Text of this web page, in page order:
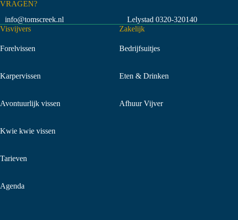
VRAGEN?
info@tomscreek.nl
Lelystad 0320-320140
Visvijvers
Forelvissen
Karpervissen
Avontuurlijk vissen
Kwie kwie vissen
Tarieven
Agenda
Zakelijk
Bedrijfsuitjes
Eten & Drinken
Afhuur Vijver